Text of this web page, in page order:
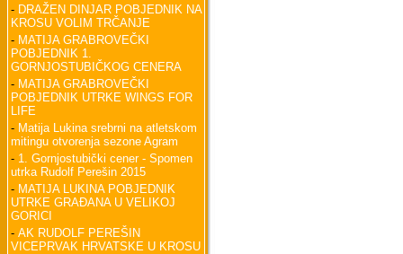
- DRAŽEN DINJAR POBJEDNIK NA
KROSU VOLIM TRČANJE
- MATIJA GRABROVEČKI
POBJEDNIK 1.
GORNJOSTUBIČKOG CENERA
- MATIJA GRABROVEČKI
POBJEDNIK UTRKE WINGS FOR
LIFE
- Matija Lukina srebrni na atletskom
mitingu otvorenja sezone Agram
- 1. Gornjostubički cener - Spomen
utrka Rudolf Perešin 2015
- MATIJA LUKINA POBJEDNIK
UTRKE GRAĐANA U VELIKOJ
GORICI
- AK RUDOLF PEREŠIN
VICEPRVAK HRVATSKE U KROSU